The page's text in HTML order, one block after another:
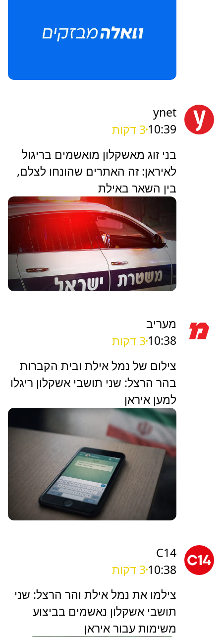
ynet
10:39 3 דקות
בני זוג מאשקלון מואשמים בריגול
לאיראן: זה האתרים שהונחו לצלם,
בין השאר באילת
מעריב
10:38 3 דקות
צילום של נמל אילת ובית הקברות
בהר הרצל: שני תושבי אשקלון ריגלו
למען איראן
C14
10:38 3 דקות
צילמו את נמל אילת והר הרצל: שני
תושבי אשקלון נאשמים בביצוע
משימות עבור איראן